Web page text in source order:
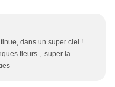
dans un super ciel !
fleurs , super la